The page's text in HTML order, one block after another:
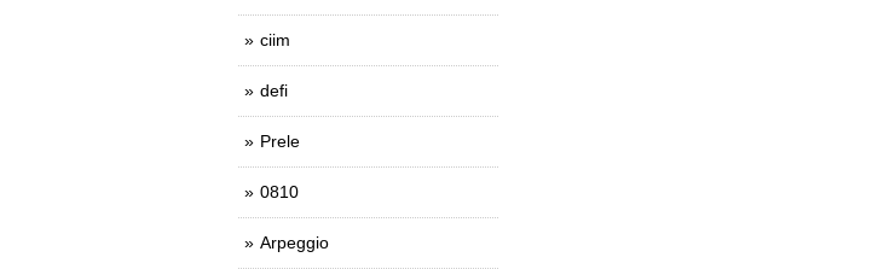
ciim
defi
Prele
0810
Arpeggio